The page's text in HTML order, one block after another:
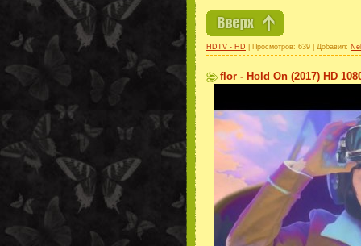
HDTV - HD | Просмотров: 639 | Добавил:
flor - Hold On (2017) HD